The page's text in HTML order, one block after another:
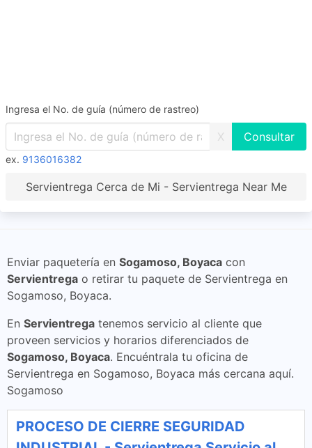
Ingresa el No. de guía (número de rastreo)
X
ex. 9136016382
Servientrega Cerca de Mi - Servientrega Near Me
Enviar paquetería en Sogamoso, Boyaca con
Servientrega o retirar tu paquete de Servientrega en
Sogamoso, Boyaca.
En Servientrega tenemos servicio al cliente que
proveen servicios y horarios diferenciados de
Sogamoso, Boyaca. Encuéntrala tu oficina de
Servientrega en Sogamoso, Boyaca más cercana aquí.
Sogamoso
PROCESO DE CIERRE SEGURIDAD